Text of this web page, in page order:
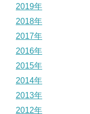
2019年
2018年
2017年
2016年
2015年
2014年
2013年
2012年